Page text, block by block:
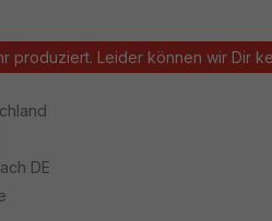
produziert. Leider können wir Dir
DE